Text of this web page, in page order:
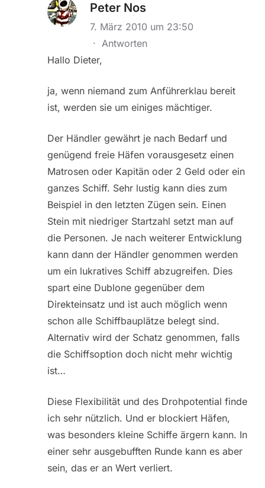
Peter Nos
7. März 2010 um 23:50
· Antworten
Hallo Dieter,
ja, wenn niemand zum Anführerklau bereit
ist, werden sie um einiges mächtiger.
Der Händler gewährt je nach Bedarf und
genügend freie Häfen vorausgesetz einen
Matrosen oder Kapitän oder 2 Geld oder ein
ganzes Schiff. Sehr lustig kann dies zum
Beispiel in den letzten Zügen sein. Einen
Stein mit niedriger Startzahl setzt man auf
die Personen. Je nach weiterer Entwicklung
kann dann der Händler genommen werden
um ein lukratives Schiff abzugreifen. Dies
spart eine Dublone gegenüber dem
Direkteinsatz und ist auch möglich wenn
schon alle Schiffbauplätze belegt sind.
Alternativ wird der Schatz genommen, falls
die Schiffsoption doch nicht mehr wichtig
ist…
Diese Flexibilität und des Drohpotential finde
ich sehr nützlich. Und er blockiert Häfen,
was besonders kleine Schiffe ärgern kann. In
einer sehr ausgebufften Runde kann es aber
sein, das er an Wert verliert.